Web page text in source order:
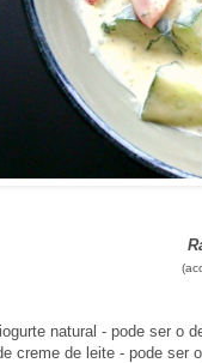
natural - pode ser o
creme de leite - pode ser